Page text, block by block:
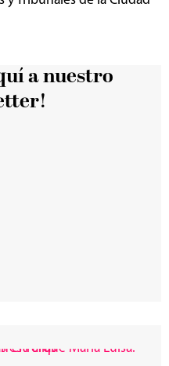
a nuestro